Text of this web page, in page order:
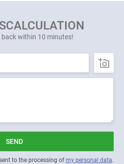
back within 10 minutes!
SEND
to the processing ofmy personal data.